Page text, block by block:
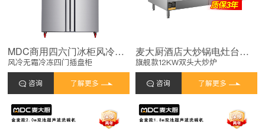
MDC商用四六门冰柜风冷无霜冷冻插盘款四门冰柜
风冷无霜冷冻四门插盘柜
咨询 了解更多
麦大厨酒店大炒锅电灶台旗舰款12KW双头饭店商用大炒炉
旗舰款12KW双头大炒炉
咨询 了解更多